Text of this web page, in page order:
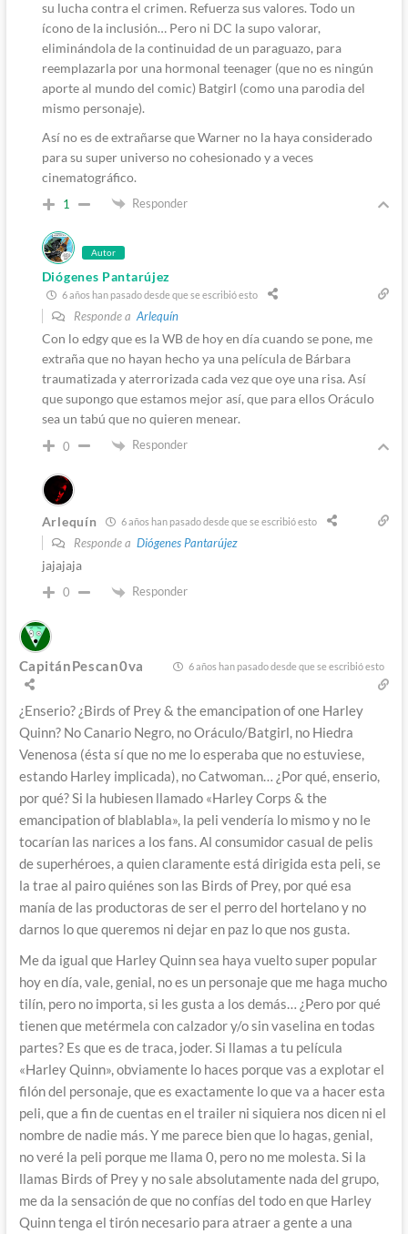
su lucha contra el crimen. Refuerza sus valores. Todo un
ícono de la inclusión… Pero ni DC la supo valorar,
eliminándola de la continuidad de un paraguazo, para
reemplazarla por una hormonal teenager (que no es ningún
aporte al mundo del comic) Batgirl (como una parodia del
mismo personaje).
Así no es de extrañarse que Warner no la haya considerado
para su super universo no cohesionado y a veces
cinematográfico.
1 Responder
Autor
Diógenes Pantarújez
6 años han pasado desde que se escribió esto
Responde aArlequín
Con lo edgy que es la WB de hoy en día cuando se pone, me
extraña que no hayan hecho ya una película de Bárbara
traumatizada y aterrorizada cada vez que oye una risa. Así
que supongo que estamos mejor así, que para ellos Oráculo
sea un tabú que no quieren menear.
0 Responder
Arlequín 6 años han pasado desde que se escribió esto
Responde a Diógenes Pantarújez
jajajaja
0 Responder
CapitánPescan0va 6 años han pasado desde que se escribió esto
¿Enserio? ¿Birds of Prey & the emancipation of one Harley
Quinn? No Canario Negro, no Oráculo/Batgirl, no Hiedra
Venenosa (ésta sí que no me lo esperaba que no estuviese,
estando Harley implicada), no Catwoman… ¿Por qué, enserio,
por qué? Si la hubiesen llamado «Harley Corps & the
emancipation of blablabla», la peli vendería lo mismo y no le
tocarían las narices a los fans. Al consumidor casual de pelis
de superhéroes, a quien claramente está dirigida esta peli, se
la trae al pairo quiénes son las Birds of Prey, por qué esa
manía de las productoras de ser el perro del hortelano y no
darnos lo que queremos ni dejar en paz lo que nos gusta.
Me da igual que Harley Quinn sea haya vuelto super popular
hoy en día, vale, genial, no es un personaje que me haga mucho
tilín, pero no importa, si les gusta a los demás… ¿Pero por qué
tienen que metérmela con calzador y/o sin vaselina en todas
partes? Es que es de traca, joder. Si llamas a tu película
«Harley Quinn», obviamente lo haces porque vas a explotar el
filón del personaje, que es exactamente lo que va a hacer esta
peli, que a fin de cuentas en el trailer ni siquiera nos dicen ni el
nombre de nadie más. Y me parece bien que lo hagas, genial,
no veré la peli porque me llama 0, pero no me molesta. Si la
llamas Birds of Prey y no sale absolutamente nada del grupo,
me da la sensación de que no confías del todo en que Harley
Quinn tenga el tirón necesario para atraer a gente a una